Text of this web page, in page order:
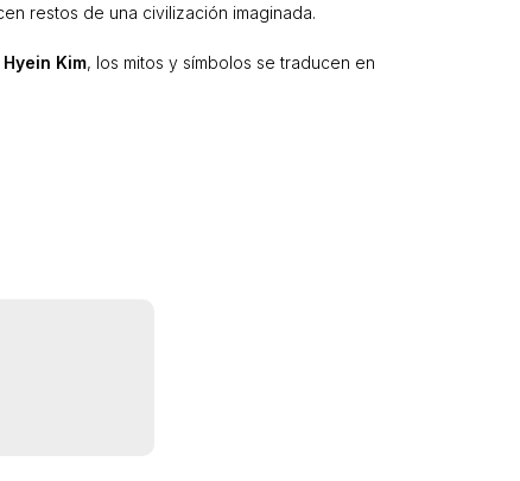
restos de una civilización imaginada.
Hyein Kim, los mitos y símbolos se traducen en